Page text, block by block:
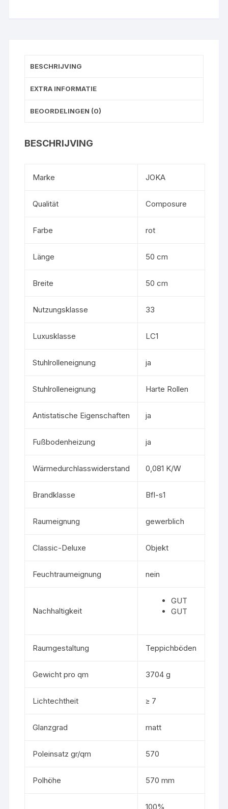
BESCHRIJVING
EXTRA INFORMATIE
BEOORDELINGEN (0)
BESCHRIJVING
Marke JOKA
Qualität Composure
Farbe rot
Länge 50 cm
Breite 50 cm
Nutzungsklasse 33
Luxusklasse LC1
Stuhlrolleneignung ja
Stuhlrolleneignung Harte Rollen
Antistatische Eigenschaften ja
Fußbodenheizung ja
Wärmedurchlasswiderstand 0,081 K/W
Brandklasse Bfl-s1
Raumeignung gewerblich
Classic-Deluxe Objekt
Feuchtraumeignung nein
Nachhaltigkeit
GUT
GUT
Raumgestaltung Teppichböden
Gewicht pro qm 3704 g
Lichtechtheit ≥ 7
Glanzgrad matt
Poleinsatz gr/qm 570
Polhöhe 570 mm
100%